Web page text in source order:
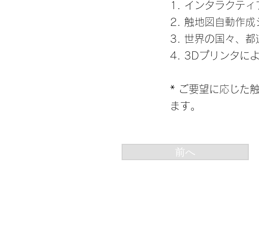
1. インタラクティ
2. 触地図自動作成
3. 世界の国々、都
4. 3Dプリンタに
* ご要望に応じた
ます。
前へ